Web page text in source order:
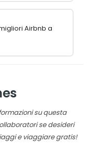
Airbnb a
su questa
se desideri
e viaggiare gratis!